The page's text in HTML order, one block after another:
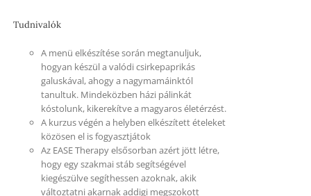
Tudnivalók
A menü elkészítése során megtanuljuk,
hogyan készül a valódi csirkepaprikás
galuskával, ahogy a nagymamáinktól
tanultuk. Mindeközben házi pálinkát
kóstolunk, kikerekítve a magyaros életérzést.
A kurzus végén a helyben elkészített ételeket
közösen el is fogyasztjátok
Az EASE Therapy elsősorban azért jött létre,
hogy egy szakmai stáb segítségével
kiegészülve segíthessen azoknak, akik
változtatni akarnak addigi megszokott